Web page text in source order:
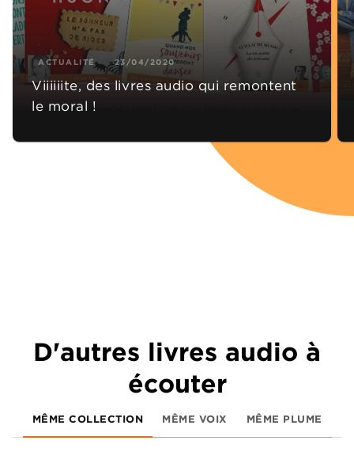
ACTUALITÉ 23/04/2020
Viiiiiite, des livres audio qui remontent
le moral !
D'autres livres audio à
écouter
MÊME COLLECTION MÊME VOIX MÊME PLUME